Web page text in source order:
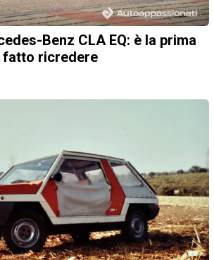
Benz CLA EQ: è la prima
fatto ricredere